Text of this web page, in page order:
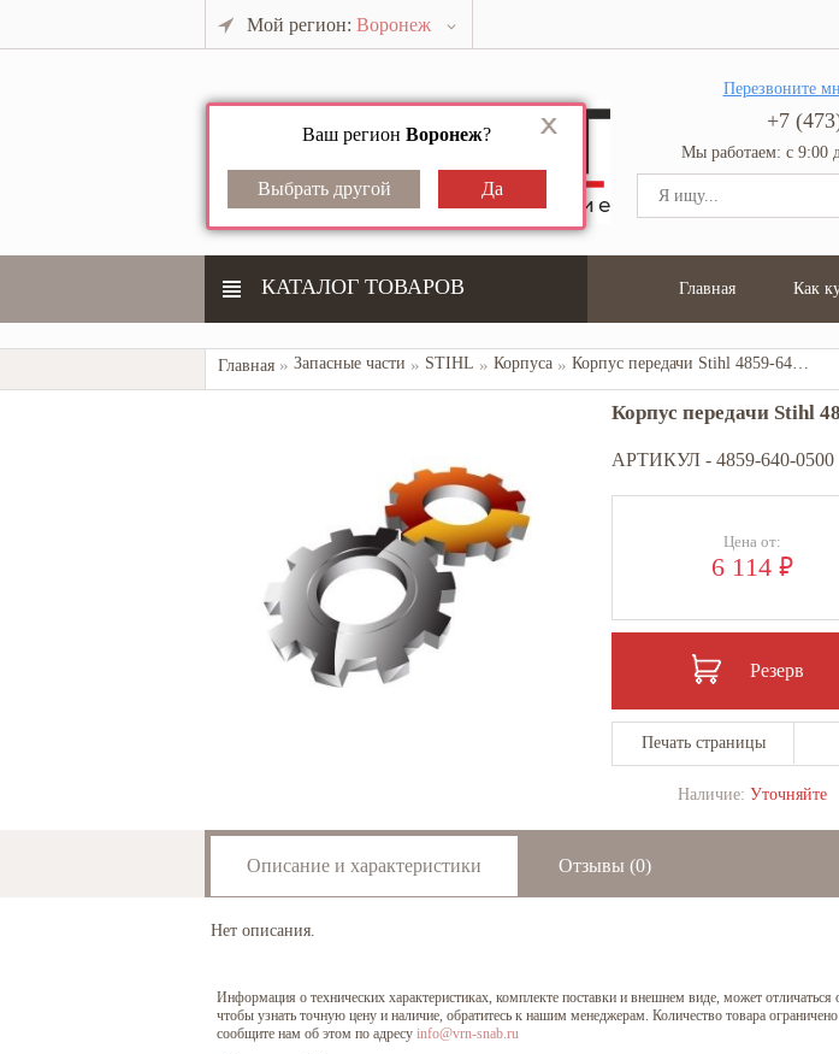
Мой регион: Воронеж
Ваш регион Воронеж?
Перезвоните
+7
Мы работаем: с 9:00
КАТАЛОГ ТОВАРОВ Главная Как
Главная Запасные части STIHL Корпуса Корпус передачи Stihl 4859-640-0500
Корпус передачи Stihl
АРТИКУЛ - 4859-640-0500
Цена от:
6 114 ₽
Резерв
Печать страницы
Наличие: Уточняйте
Описание и характеристики Отзывы (0)
Нет описания.
Информация о технических характеристиках, комплекте поставки и внешнем виде, может отличаться
чтобы узнать точную цену и наличие, обратитесь к нашим менеджерам. Количество товара
сообщите нам об этом по адресу info@vrn-snab.ru